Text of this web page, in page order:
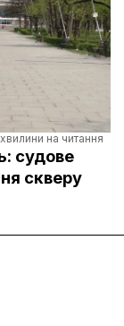
на читання
судове
скверу